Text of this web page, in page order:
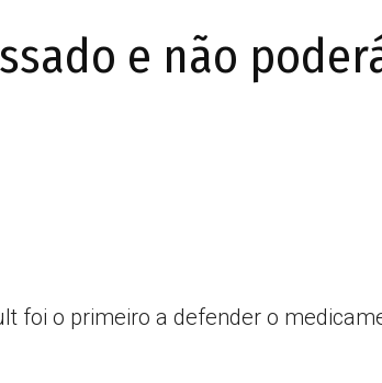
e não
foi o primeiro a defender o